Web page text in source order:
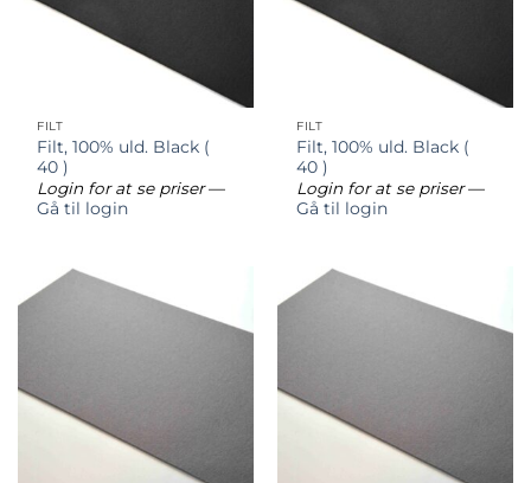
FILT
Filt, 100% uld. Black (
40 )
Login for at se priser—
Gå til login
FILT
Filt, 100% uld. Black (
40 )
Login for at se priser—
Gå til login